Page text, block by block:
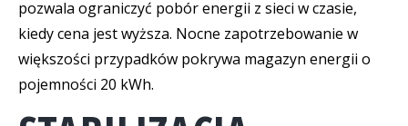
pozwala ograniczyć pobór energii z sieci w czasie,
kiedy cena jest wyższa. Nocne zapotrzebowanie w
większości przypadków pokrywa magazyn energii o
pojemności 20 kWh.